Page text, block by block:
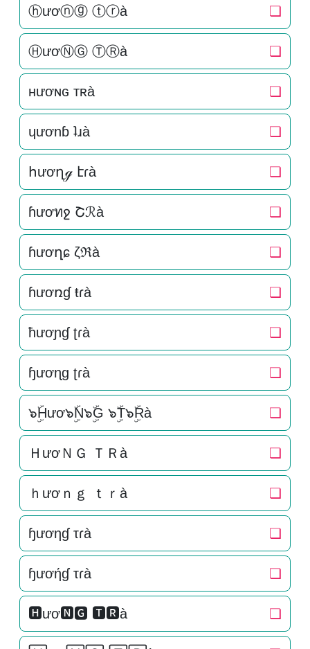
ⓗươⓝⓖ ⓣⓡà ❏
ⒽươⓃⒼ ⓉⓇà ❏
нươɴԍ тʀà ❏
ɥươnɓ ʇɹà ❏
հươղℊ էɾà ❏
ɦươทջ Շℛà ❏
ɦươղɕ ζℜà ❏
ɦươռɠ ŧɾà ❏
ħươɲɠ ʈɾà ❏
ɧươɳɡ ʈɾà ❏
๖ۣۜHươ๖ۣۜN๖ۣۜG ๖ۣۜT๖ۣۜRà ❏
ＨươＮＧ ＴＲà ❏
ｈươｎｇ ｔｒà ❏
ɧươηɠ τɾà ❏
ɧươήɠ τɾà ❏
🅷ươ🅽🅶 🆃🆁à ❏